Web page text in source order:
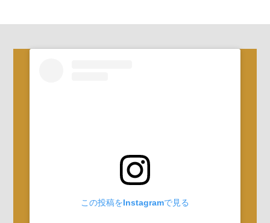
この投稿をInstagramで見る